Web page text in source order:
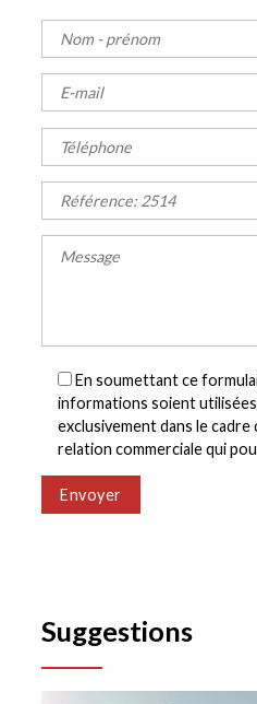
En soumettant ce
informations soient
exclusivement dans le cadre
relation commerciale qui
Envoyer
Suggestions